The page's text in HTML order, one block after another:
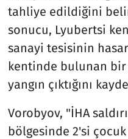
tahliye edildiğini
sonucu, Lyubertsi
sanayi tesisinin
kentinde bulunan bir
yangın çıktığını
Vorobyov, "İHA
bölgesinde 2'si